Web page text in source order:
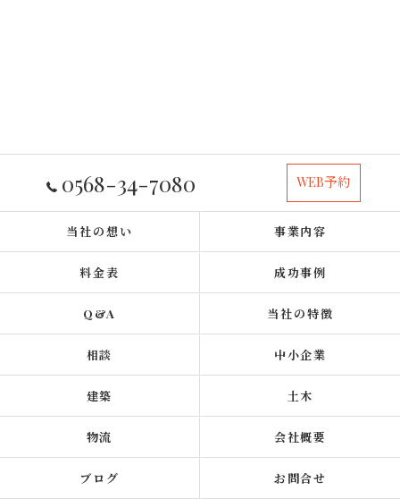
0568-34-7080 WEB予約
当社の想い 事業内容
料金表 成功事例
Q&A 当社の特徴
相談 中小企業
建築 土木
物流 会社概要
ブログ お問合せ